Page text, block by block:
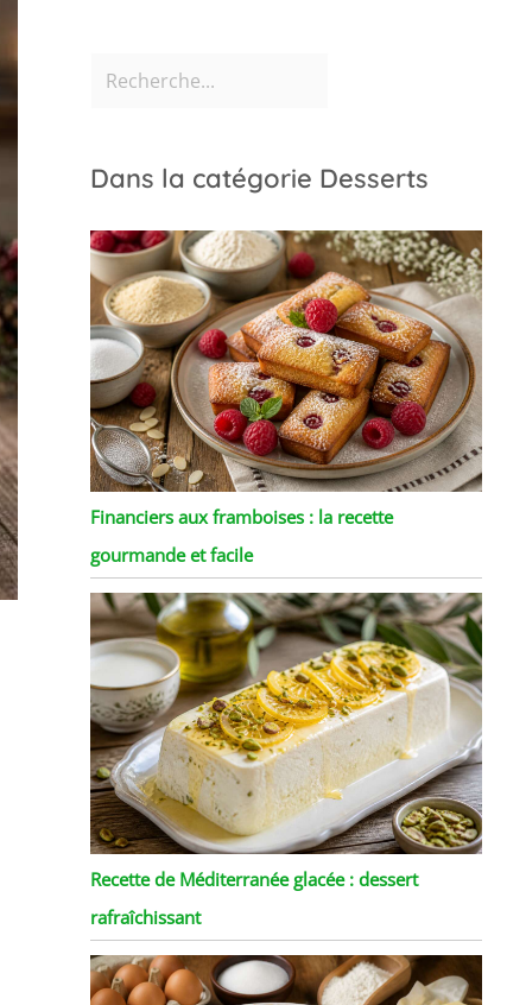
Dans la catégorie Desserts
Financiers aux framboises : la recette
gourmande et facile
Recette de Méditerranée glacée : dessert
rafraîchissant